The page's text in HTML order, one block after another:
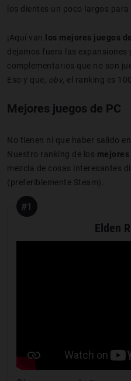
los dientes un poco largos para
¡Aquí van los mejores juegos
dejamos fuera las
complementarios que no son
Eso y que,
obv, el ranking es
Mejores juegos de PC
No tienen ni que haber salido
Nuestro ranking de los
mezcla de cosas interesantes
(preferiblemente Steam).
#1
Elden